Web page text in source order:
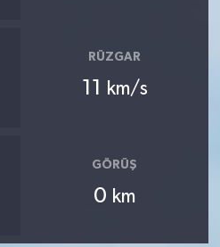
RÜZGAR
11 km/s
GÖRÜŞ
0 km